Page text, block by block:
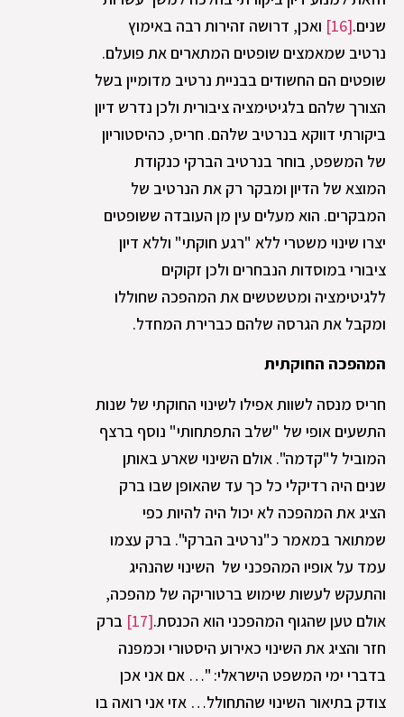
שנים.[16]
ואכן, דרושה זהירות רבה באימוץ
נרטיב שמאמצים שופטים המתארים את פועלם.
שופטים הם החשודים בבניית נרטיב מדומיין בשל
הצורך שלהם בלגיטימציה ציבורית ולכן נדרש דיון
ביקורתי דווקא בנרטיב שלהם. חריס, כהיסטוריון
של המשפט, בוחר בנרטיב הברקי כנקודת
המוצא של הדיון ומבקר רק את הנרטיב של
המבקרים. הוא מעלים עין מן העובדה ששופטים
יצרו שינוי משטרי ללא "רגע חוקתי" וללא דיון
ציבורי במוסדות הנבחרים ולכן זקוקים
ללגיטימציה ומטשטשים את המהפכה שחוללו
ומקבל את הגרסה שלהם כברירת המחדל.
המהפכה החוקתית
חריס מנסה לשוות אפילו לשינוי החוקתי של שנות
התשעים אופי של "שלב התפתחותי" נוסף ברצף
המוביל ל"קדמה". אולם השינוי שארע באותן
שנים היה רדיקלי כל כך עד שהאופן שבו ברק
הציג את המהפכה לא יכול היה להיות כפי
שמתואר במאמר כ"נרטיב הברקי". ברק עצמו
עמד על אופיו המהפכני של השינוי שהנהיג
והתעקש לעשות שימוש ברטוריקה של מהפכה,
אולם טען שהגוף המהפכני הוא הכנסת.[17]
ברק
חזר והציג את השינוי כאירוע היסטורי וכמפנה
בדברי ימי המשפט הישראלי: "… אם אני אכן
צודק בתיאור השינוי שהתחולל… אזי אני רואה בו